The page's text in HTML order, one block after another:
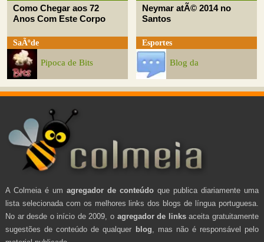
Como Chegar aos 72
Anos Com Este Corpo
SaÃºde
Pipoca de Bits
Neymar atÃ© 2014 no
Santos
Esportes
Blog da
A Colmeia é um agregador de conteúdo que publica diariamente uma
lista selecionada com os melhores links dos blogs de língua portuguesa.
No ar desde o início de 2009, o agregador de linksaceita gratuitamente
sugestões de conteúdo de qualquer blog , mas não é responsável pelo